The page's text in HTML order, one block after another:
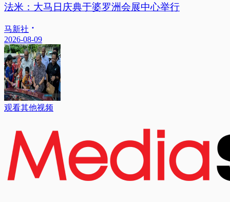
法米：大马日庆典于婆罗洲会展中心举行
马新社
2026-08-09
观看其他视频